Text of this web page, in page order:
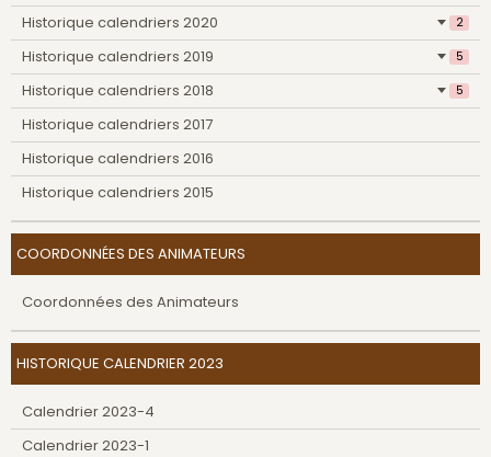
Historique calendriers 2020 2
Historique calendriers 2019 5
Historique calendriers 2018 5
Historique calendriers 2017
Historique calendriers 2016
Historique calendriers 2015
COORDONNÉES DES ANIMATEURS
Coordonnées des Animateurs
HISTORIQUE CALENDRIER 2023
Calendrier 2023-4
Calendrier 2023-1